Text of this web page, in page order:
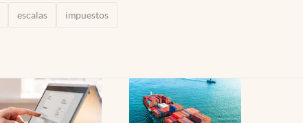
escalas impuestos